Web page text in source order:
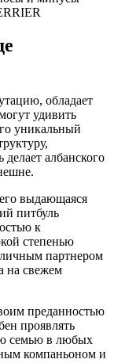
обладает
удивить
уникальный
албанского
выдающаяся
питбуль
к
степенью
партнером
на свежем
преданностью
проявлять
семью в любых
компаньоном и